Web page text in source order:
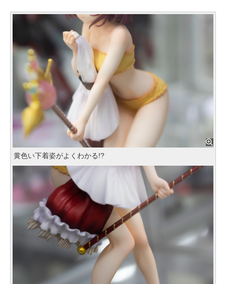
黄色い下着姿がよくわかる!?